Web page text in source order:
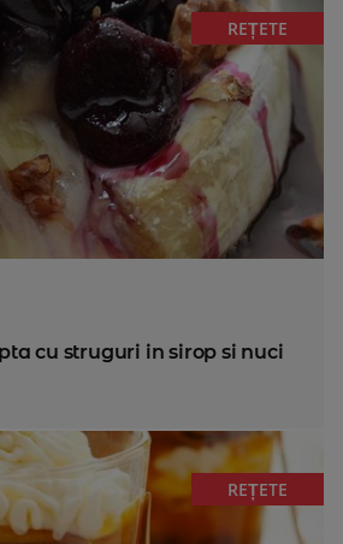
REȚETE
cu struguri in sirop si nuci
REȚETE